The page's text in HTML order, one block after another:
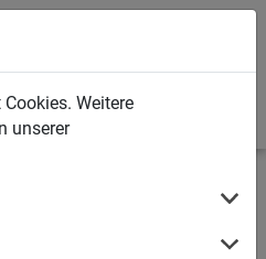
Weitere
unserer